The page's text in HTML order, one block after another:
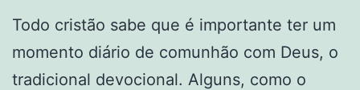
Todo cristão sabe que é importante ter um
momento diário de comunhão com Deus, o
tradicional devocional. Alguns, como o